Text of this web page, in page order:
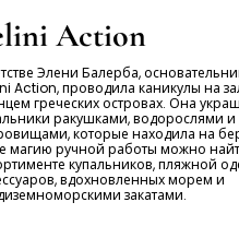
Action
Элени Балерба,
Action, проводила каникулы на
греческих островах. Она
ракушками, водорослями и
которые находила на
магию ручной работы можно
купальников, пляжной
вдохновленных морем и
закатами.